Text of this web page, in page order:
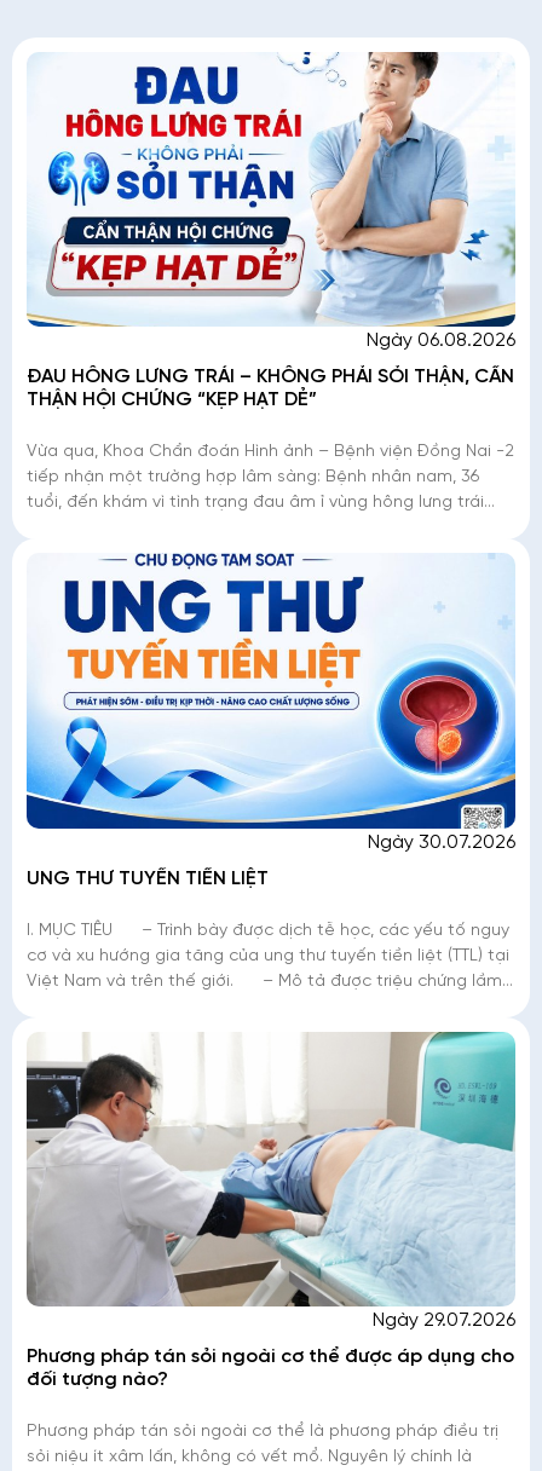
Ngày 06.08.2026
ĐAU HÔNG LƯNG TRÁI – KHÔNG PHẢI SỎI THẬN, CẨN
THẬN HỘI CHỨNG “KẸP HẠT DẺ”
Vừa qua, Khoa Chẩn đoán Hình ảnh – Bệnh viện Đồng Nai -2
tiếp nhận một trường hợp lâm sàng: Bệnh nhân nam, 36
tuổi, đến khám vì tình trạng đau âm ỉ vùng hông lưng trái
Ngày 30.07.2026
UNG THƯ TUYẾN TIỀN LIỆT
I. MỤC TIÊU – Trình bày được dịch tễ học, các yếu tố nguy
cơ và xu hướng gia tăng của ung thư tuyến tiền liệt (TTL) tại
Việt Nam và trên thế giới. – Mô tả được triệu chứng lầm
Ngày 29.07.2026
Phương pháp tán sỏi ngoài cơ thể được áp dụng cho
đối tượng nào?
Phương pháp tán sỏi ngoài cơ thể là phương pháp điều trị
sỏi niệu ít xâm lấn, không có vết mổ. Nguyên lý chính là